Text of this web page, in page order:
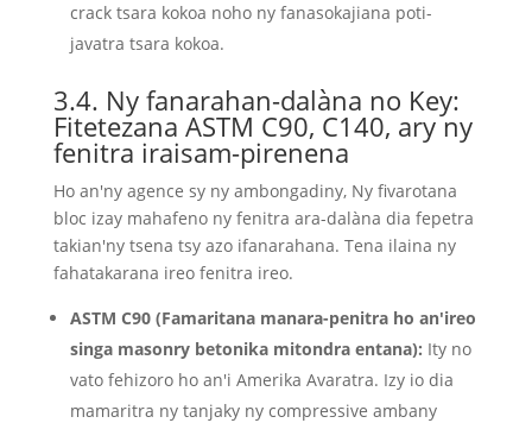
crack tsara kokoa noho ny fanasokajiana poti-
javatra tsara kokoa.
3.4. Ny fanarahan-dalàna no Key:
Fitetezana ASTM C90, C140, ary ny
fenitra iraisam-pirenena
Ho an'ny agence sy ny ambongadiny, Ny fivarotana
bloc izay mahafeno ny fenitra ara-dalàna dia fepetra
takian'ny tsena tsy azo ifanarahana. Tena ilaina ny
fahatakarana ireo fenitra ireo.
ASTM C90 (Famaritana manara-penitra ho an'ireo
singa masonry betonika mitondra entana): Ity no
vato fehizoro ho an'i Amerika Avaratra. Izy io dia
mamaritra ny tanjaky ny compressive ambany